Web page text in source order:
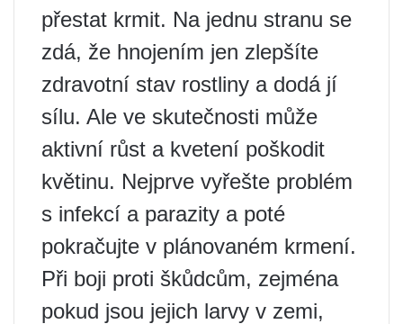
přestat krmit. Na jednu stranu se
zdá, že hnojením jen zlepšíte
zdravotní stav rostliny a dodá jí
sílu. Ale ve skutečnosti může
aktivní růst a kvetení poškodit
květinu. Nejprve vyřešte problém
s infekcí a parazity a poté
pokračujte v plánovaném krmení.
Při boji proti škůdcům, zejména
pokud jsou jejich larvy v zemi,